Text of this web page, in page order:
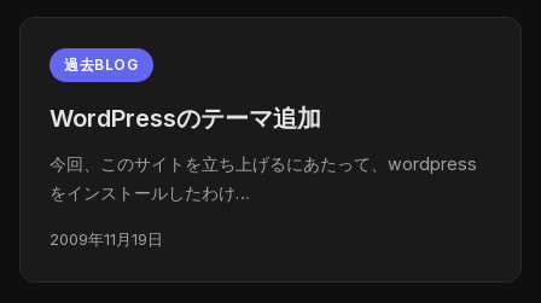
過去BLOG
WordPressのテーマ追加
今回、このサイトを立ち上げるにあたって、wordpress
をインストールしたわけ…
2009年11月19日